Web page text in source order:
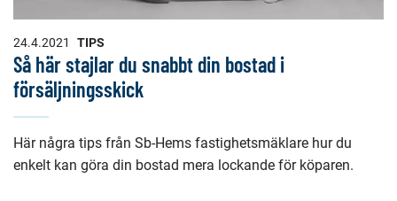
24.4.2021 TIPS
Så här stajlar du snabbt din bostad i
försäljningsskick
Här några tips från Sb-Hems fastighetsmäklare hur du
enkelt kan göra din bostad mera lockande för köparen.